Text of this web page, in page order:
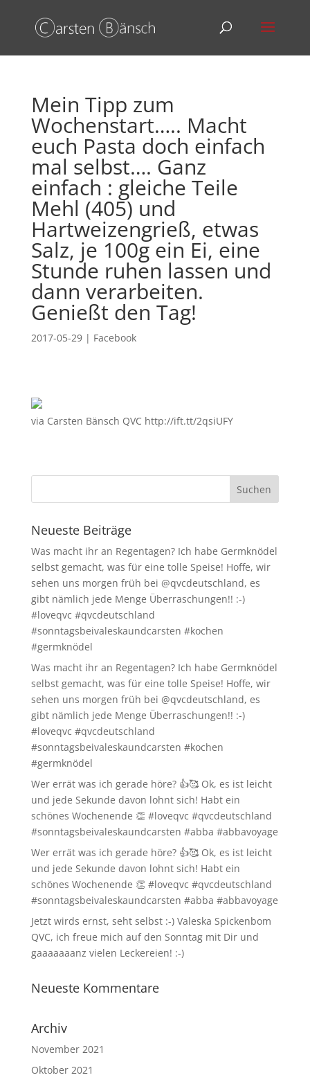
Mein Tipp zum
Wochenstart….. Macht
euch Pasta doch einfach
mal selbst…. Ganz
einfach : gleiche Teile
Mehl (405) und
Hartweizengrieß, etwas
Salz, je 100g ein Ei, eine
Stunde ruhen lassen und
dann verarbeiten.
Genießt den Tag!
2017-05-29| Facebook
via Carsten Bänsch QVC http://ift.tt/2qsiUFY
Neueste Beiträge
Was macht ihr an Regentagen? Ich habe Germknödel
selbst gemacht, was für eine tolle Speise! Hoffe, wir
sehen uns morgen früh bei @qvcdeutschland, es
gibt nämlich jede Menge Überraschungen!! :-)
#loveqvc #qvcdeutschland
#sonntagsbeivaleskaundcarsten #kochen
#germknödel
Was macht ihr an Regentagen? Ich habe Germknödel
selbst gemacht, was für eine tolle Speise! Hoffe, wir
sehen uns morgen früh bei @qvcdeutschland, es
gibt nämlich jede Menge Überraschungen!! :-)
#loveqvc #qvcdeutschland
#sonntagsbeivaleskaundcarsten #kochen
#germknödel
Wer errät was ich gerade höre? 👍🥰 Ok, es ist leicht
und jede Sekunde davon lohnt sich! Habt ein
schönes Wochenende 👏 #loveqvc #qvcdeutschland
#sonntagsbeivaleskaundcarsten #abba #abbavoyage
Wer errät was ich gerade höre? 👍🥰 Ok, es ist leicht
und jede Sekunde davon lohnt sich! Habt ein
schönes Wochenende 👏 #loveqvc #qvcdeutschland
#sonntagsbeivaleskaundcarsten #abba #abbavoyage
Jetzt wirds ernst, seht selbst :-) Valeska Spickenbom
QVC, ich freue mich auf den Sonntag mit Dir und
gaaaaaaanz vielen Leckereien! :-)
Neueste Kommentare
Archiv
November 2021
Oktober 2021